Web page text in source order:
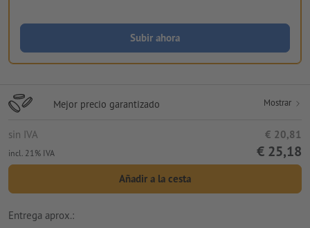
Subir ahora
Mejor precio garantizado Mostrar
sin IVA € 20,81
incl. 21% IVA € 25,18
Añadir a la cesta
Entrega aprox.: